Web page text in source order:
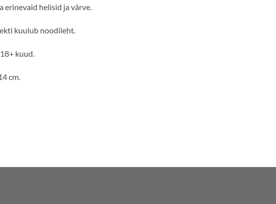
erinevaid helisid ja värve.
kuulub noodileht.
kuud.
cm.